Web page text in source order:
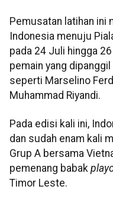
Pemusatan latihan ini
Indonesia menuju
pada 24 Juli hingga
pemain yang
seperti Marselino
Muhammad Riyandi.
Pada edisi kali ini,
dan sudah enam kali
Grup A bersama
pemenang babak
Timor Leste.